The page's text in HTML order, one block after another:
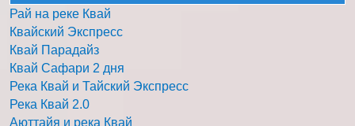
Рай на реке Квай
Квайский Экспресс
Квай Парадайз
Квай Сафари 2 дня
Река Квай и Тайский Экспресс
Река Квай 2.0
Аюттайя и река Квай